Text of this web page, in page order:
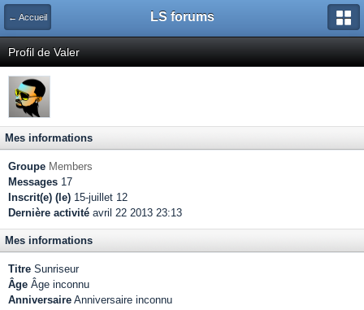
← Accueil LS forums
Profil de Valer
Mes informations
Groupe Members
Messages 17
Inscrit(e) (le) 15-juillet 12
Dernière activité avril 22 2013 23:13
Mes informations
Titre Sunriseur
Âge Âge inconnu
Anniversaire Anniversaire inconnu